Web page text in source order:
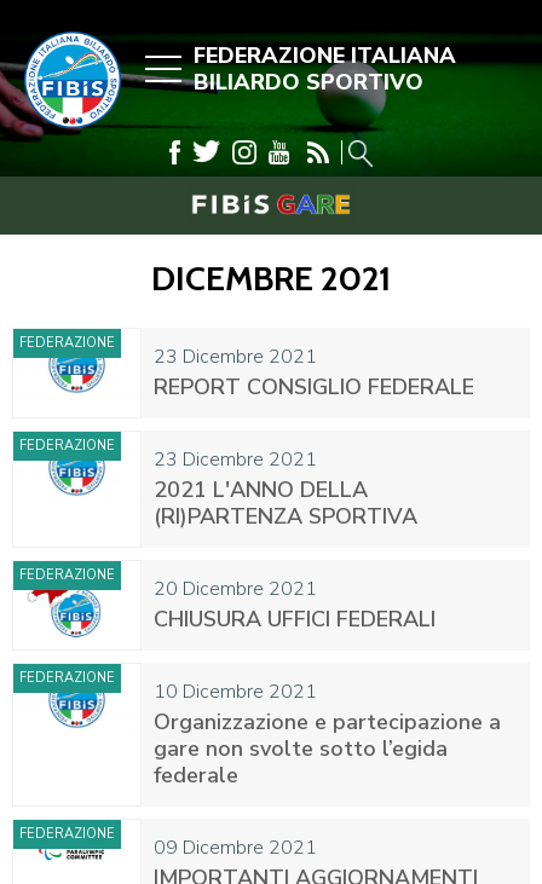
FEDERAZIONE ITALIANA
BILIARDO SPORTIVO
DICEMBRE 2021
23 Dicembre 2021
FEDERAZIONE
REPORT CONSIGLIO FEDERALE
23 Dicembre 2021
FEDERAZIONE
2021 L'ANNO DELLA
(RI)PARTENZA SPORTIVA
20 Dicembre 2021
FEDERAZIONE
CHIUSURA UFFICI FEDERALI
10 Dicembre 2021
FEDERAZIONE
Organizzazione e partecipazione a
gare non svolte sotto l’egida
federale
09 Dicembre 2021
FEDERAZIONE
IMPORTANTI AGGIORNAMENTI